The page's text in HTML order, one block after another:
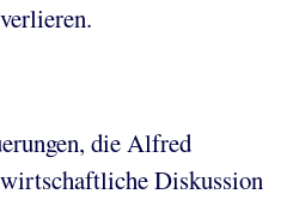
die Alfred
Diskussion